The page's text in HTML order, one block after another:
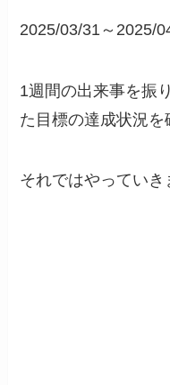
2025/03/31～2025/
1週間の出来事を振
た目標の達成状況を
それではやっていき